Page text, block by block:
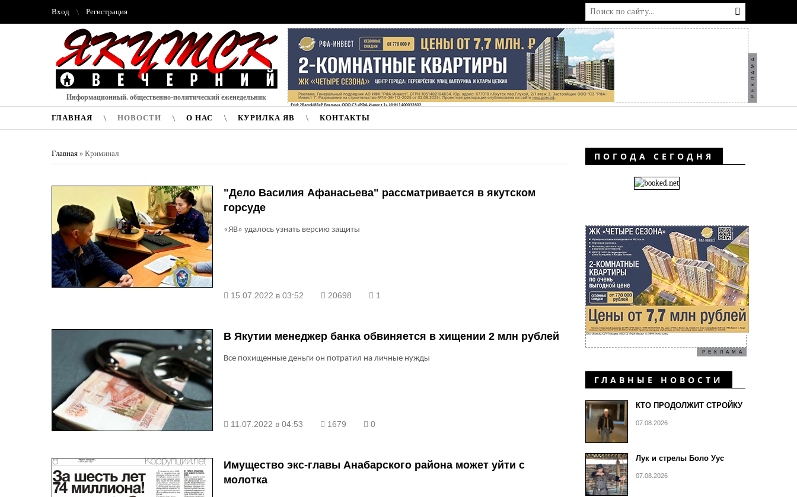
Вход Регистрация
Информационный, общественно-политический еженедельник РЕКЛАМА
ГЛАВНАЯ НОВОСТИ О НАС КУРИЛКА ЯВ КОНТАКТЫ
Главная » Криминал
"Дело Василия Афанасьева" рассматривается в якутском
горсуде
«ЯВ» удалось узнать версию защиты
15.07.2022 в 03:52 20698 1
В Якутии менеджер банка обвиняется в хищении 2 млн рублей
Все похищенные деньги он потратил на личные нужды
11.07.2022 в 04:53 1679 0
Имущество экс-главы Анабарского района может уйти с
молотка
ПОГОДА СЕГОДНЯ
РЕКЛАМА
ГЛАВНЫЕ НОВОСТИ
КТО ПРОДОЛЖИТ СТРОЙКУ
07.08.2026
Лук и стрелы Боло Уус
07.08.2026